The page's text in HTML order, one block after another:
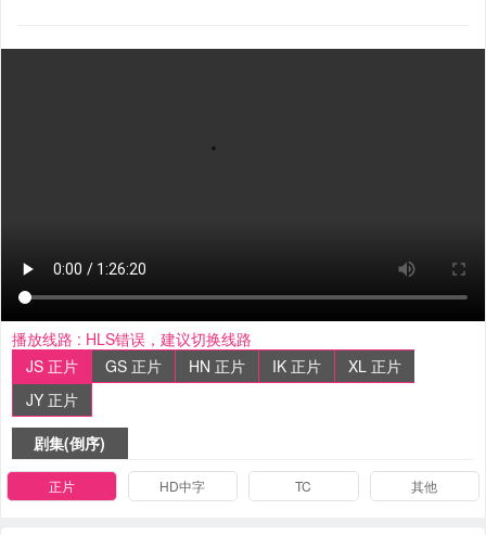
播放线路 : HLS错误，建议切换线路
JS 正片
GS 正片 HN 正片 IK 正片
XL 正片
JY 正片
剧集(倒序)
正片 HD中字 TC 其他